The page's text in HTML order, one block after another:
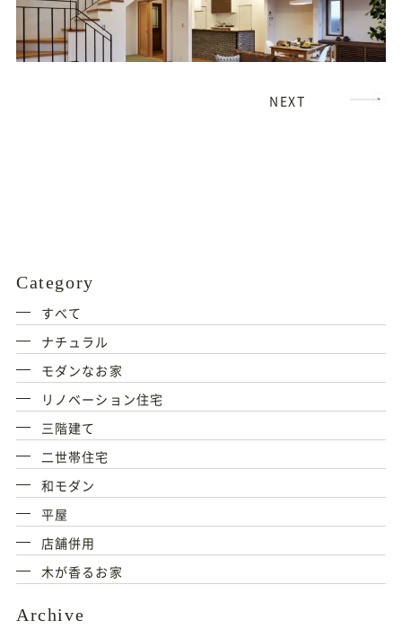
NEXT
Category
すべて
ナチュラル
モダンなお家
リノベーション住宅
三階建て
二世帯住宅
和モダン
平屋
店舗併用
木が香るお家
Archive